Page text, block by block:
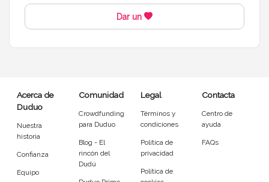
Dar un
Acerca de
Duduo
Nuestra
historia
Confianza
Equipo
Comunidad
Crowdfunding
para Duduo
Blog - El
rincón del
Dudú
Legal
Términos y
condiciones
Política de
privacidad
Política de
Contacta
Centro de
ayuda
FAQs